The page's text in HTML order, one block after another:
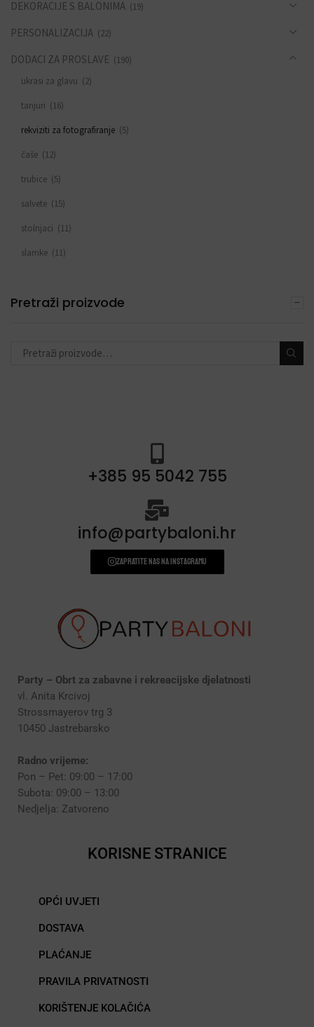
DEKORACIJE S BALONIMA (19)
PERSONALIZACIJA (22)
DODACI ZA PROSLAVE (190)
ukrasi za glavu (2)
tanjuri (16)
rekviziti za fotografiranje (5)
čaše (12)
trubice (5)
salvete (15)
stolnjaci (11)
slamke (11)
trake (4)
konfete i topovi (13)
Pretraži proizvode
+385 95 5042 755
info@partybaloni.hr
Zapratite nas na instagramu
Party – Obrt za zabavne i rekreacijske djelatnosti
vl. Anita Krcivoj
Strossmayerov trg 3
10450 Jastrebarsko
Radno vrijeme:
Pon – Pet: 09:00 – 17:00
Subota: 09:00 – 13:00
Nedjelja: Zatvoreno
KORISNE STRANICE
OPĆI UVJETI
DOSTAVA
PLAĆANJE
PRAVILA PRIVATNOSTI
KORIŠTENJE KOLAČIĆA